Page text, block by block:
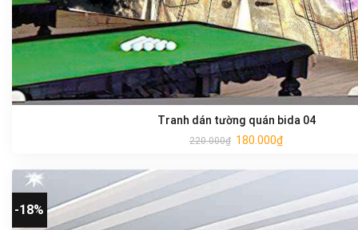
Tranh dán tường quán bida 04
220.000₫ 180.000₫
-18%